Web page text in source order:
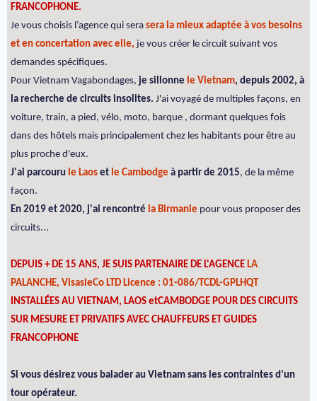
FRANCOPHONE.
Je vous choisis l’agence qui sera sera la mieux adaptée à vos besoins
et en concertation avec elle, je vous créer le circuit suivant vos
demandes spécifiques.
Pour Vietnam Vagabondages, je sillonne le Vietnam, depuis 2002, à
la recherche de circuits insolites. J'ai voyagé de multiples façons, en
voiture, train, a pied, vélo, moto, barque , dormant quelques fois
dans des hôtels mais principalement chez les habitants pour être au
plus proche d'eux.
J'ai parcouru le Laos et le Cambodge à partir de 2015, de la même
façon.
En 2019 et 2020, j'ai rencontré la Birmanie pour vous proposer des
circuits...
DEPUIS + DE 15 ANS, JE SUIS PARTENAIRE DE L'AGENCE LA
PALANCHE, VisasieCo LTD Licence : 01-086/TCDL-GPLHQT
INSTALLÉES AU VIETNAM, LAOS etCAMBODGE POUR DES CIRCUITS
SUR MESURE ET PRIVATIFS AVEC CHAUFFEURS ET GUIDES
FRANCOPHONE
Si vous désirez vous balader au Vietnam sans les contraintes d’un
tour opérateur.